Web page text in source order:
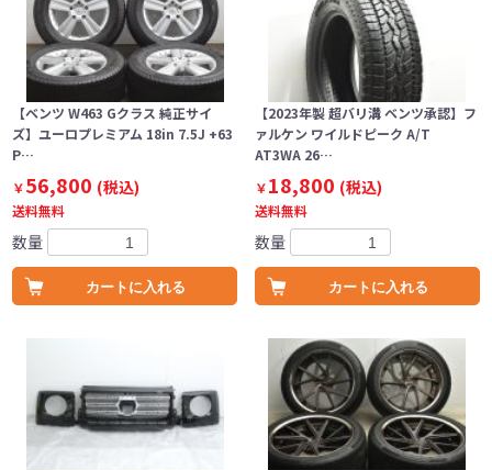
【ベンツ W463 Gクラス 純正サイ
ズ】ユーロプレミアム 18in 7.5J +63
P…
￥56,800 (税込)
送料無料
数量
カートに入れる
【2023年製 超バリ溝 ベンツ承認】フ
ァルケン ワイルドピーク A/T
AT3WA 26…
￥18,800 (税込)
送料無料
数量
カートに入れる